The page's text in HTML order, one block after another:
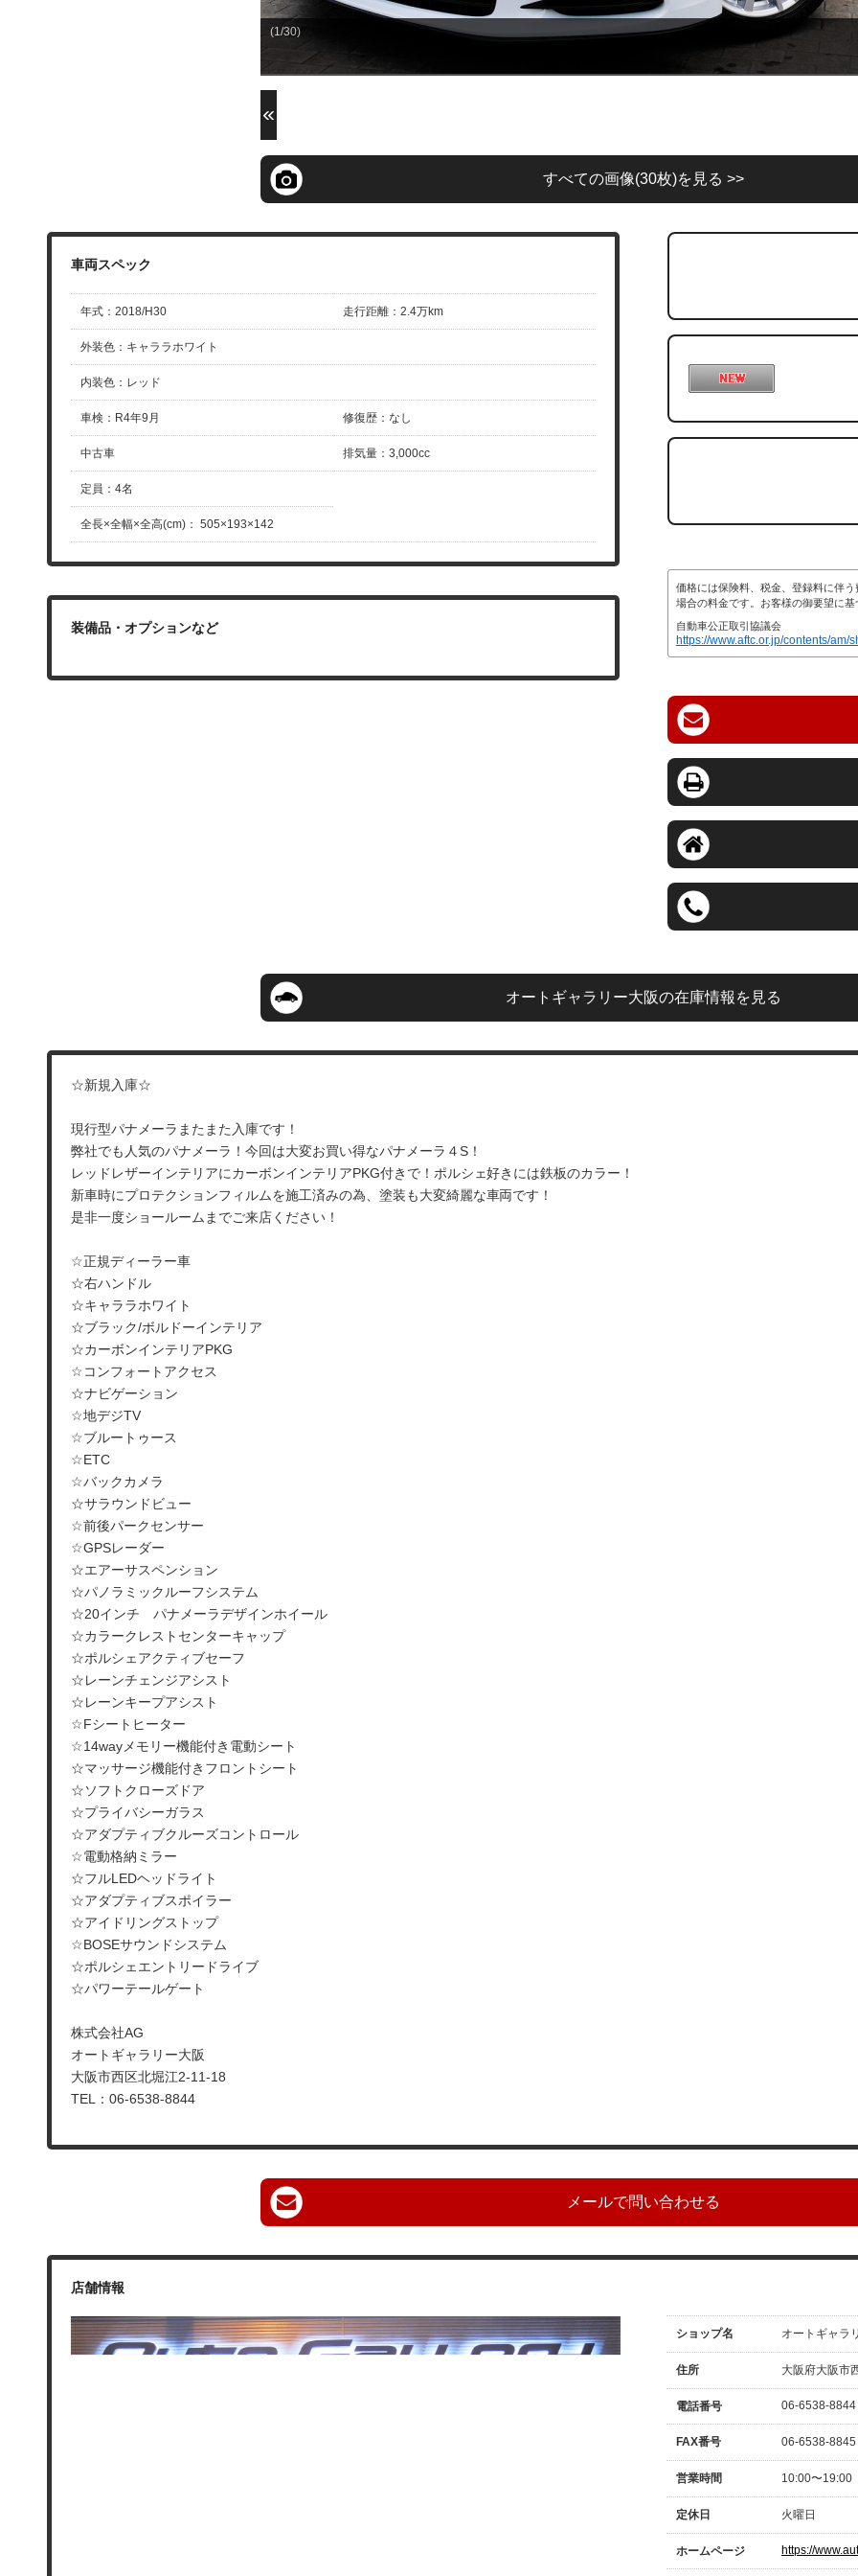
(1/30)
すべての画像(30枚)を見る >>
年式： 2018/H30 走行距離： 2.4万km
外装色： キャララホワイト
内装色： レッド
車検 ： R4年9月 修復歴： なし
中古車 排気量： 3,000cc
定員 ： 4名
全長×全幅×全高(cm)： 505×193×142
価格には保険料、税金、登録料に伴
場合の料金です。お客様の御要望に基
自動車公正取引協議会
https://www.aftc.or.jp/contents/am/
オートギャラリー大阪の在庫情報を見る
☆新規入庫☆
現行型パナメーラまたまた入庫です！
弊社でも人気のパナメーラ！今回は大変お買い得なパナメーラ４S！
レッドレザーインテリアにカーボンインテリアPKG付きで！ポルシェ好きには鉄板のカラー！
新車時にプロテクションフィルムを施工済みの為、塗装も大変綺麗な車両です！
是非一度ショールームまでご来店ください！
☆正規ディーラー車
☆右ハンドル
☆キャララホワイト
☆ブラック/ボルドーインテリア
☆カーボンインテリアPKG
☆コンフォートアクセス
☆ナビゲーション
☆地デジTV
☆ブルートゥース
☆ETC
☆バックカメラ
☆サラウンドビュー
☆前後パークセンサー
☆GPSレーダー
☆エアーサスペンション
☆パノラミックルーフシステム
☆20インチ パナメーラデザインホイール
☆カラークレストセンターキャップ
☆ポルシェアクティブセーフ
☆レーンチェンジアシスト
☆レーンキープアシスト
☆Fシートヒーター
☆14wayメモリー機能付き電動シート
☆マッサージ機能付きフロントシート
☆ソフトクローズドア
☆プライバシーガラス
☆アダプティブクルーズコントロール
☆電動格納ミラー
☆フルLEDヘッドライト
☆アダプティブスポイラー
☆アイドリングストップ
☆BOSEサウンドシステム
☆ポルシェエントリードライブ
☆パワーテールゲート
株式会社AG
オートギャラリー大阪
大阪市西区北堀江2-11-18
TEL：06-6538-8844
ショップ名 オートギャラ
住所 大阪府大阪市
電話番号 06-6538-8844
FAX番号 06-6538-8845
営業時間 10:00〜19:00
定休日 火曜日
ホームページ https://